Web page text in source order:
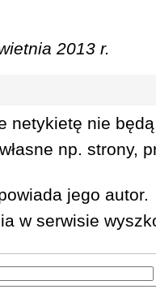
2013 r.
netykietę nie
np. strony,
jego autor.
w serwisie